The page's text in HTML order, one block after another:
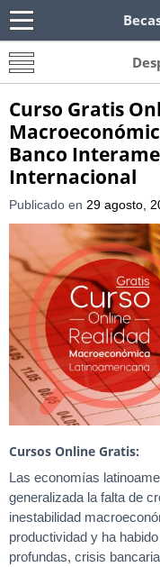
Becas Para
Oferta de becas
Curso Gratis
Banco
Internacional
Publicado en 29 agosto,
Cursos Online Gratis:
Las economías
generalizada la falta de
inestabilidad
productividad y ha
profundas, crisis